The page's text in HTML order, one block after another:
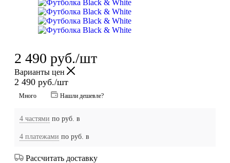
2 490 руб./шт
Варианты цен
2 490 руб./шт
Много Нашли дешевле?
4 частями по руб. в
4 платежами по руб. в
Рассчитать доставку